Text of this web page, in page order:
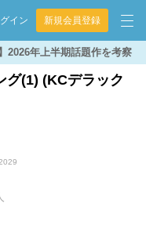
イン 新規会員登録
2026年上半期話題作を考察
グ(1) (KCデラック